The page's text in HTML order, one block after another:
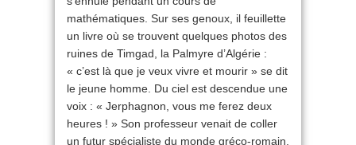
mathématiques. Sur ses genoux, il feuillette
un livre où se trouvent quelques photos des
ruines de Timgad, la Palmyre d’Algérie :
« c’est là que je veux vivre et mourir » se dit
le jeune homme. Du ciel est descendue une
voix : « Jerphagnon, vous me ferez deux
heures ! » Son professeur venait de coller
un futur spécialiste du monde gréco-romain.